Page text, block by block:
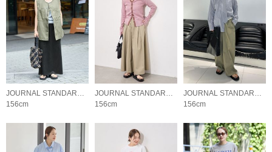
JOURNAL STANDARD LADYS
156cm
JOURNAL STANDARD LADYS
156cm
JOURNAL STANDARD LADYS
156cm